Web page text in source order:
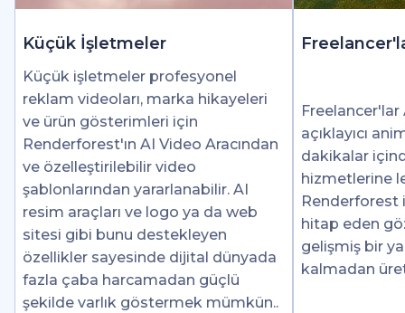
Küçük İşletmeler
Küçük işletmeler profesyonel
reklam videoları, marka hikayeleri
ve ürün gösterimleri için
Renderforest'ın AI Video Aracından
ve özelleştirilebilir video
şablonlarından yararlanabilir. AI
resim araçları ve logo ya da web
sitesi gibi bunu destekleyen
özellikler sayesinde dijital dünyada
fazla çaba harcamadan güçlü
şekilde varlık göstermek mümkün..
açıklayıcı
dakikalar
hizmetlerine
Renderforest
hitap eden
gelişmiş bir
kalmadan